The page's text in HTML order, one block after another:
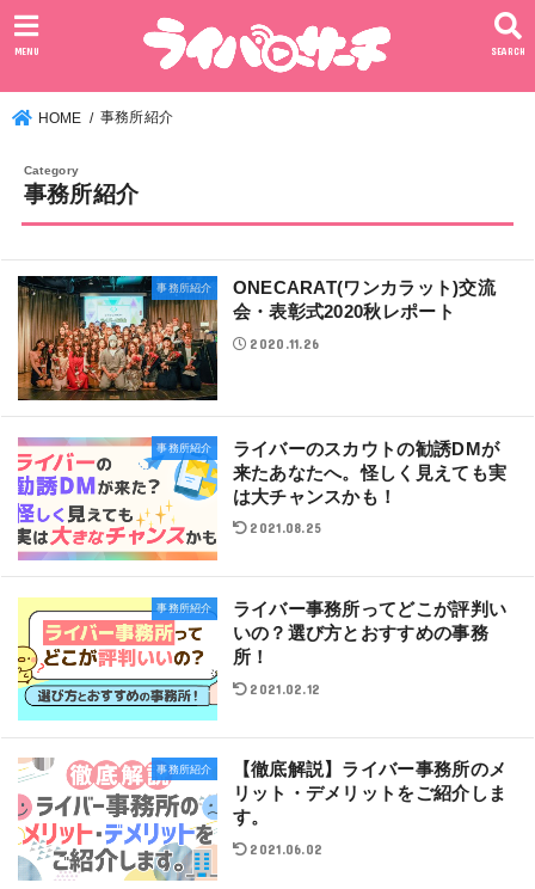
SEARCH
MENU
HOME 事務所紹介
事務所紹介
事務所紹介
ONECARAT(ワンカラット)交流
会・表彰式2020秋レポート
2020.11.26
事務所紹介
ライバーのスカウトの勧誘DMが
来たあなたへ。怪しく見えても実
は大チャンスかも！
2021.08.25
事務所紹介
ライバー事務所ってどこが評判い
いの？選び方とおすすめの事務
所！
2021.02.12
事務所紹介
【徹底解説】ライバー事務所のメ
リット・デメリットをご紹介しま
す。
2021.06.02